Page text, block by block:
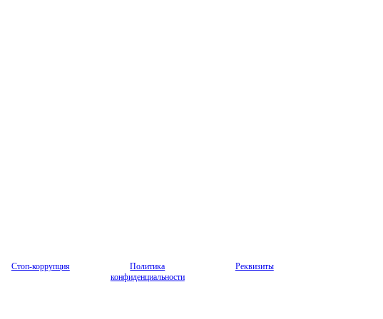
Стоп-коррупция
Политика
конфиденциальности
Реквизиты